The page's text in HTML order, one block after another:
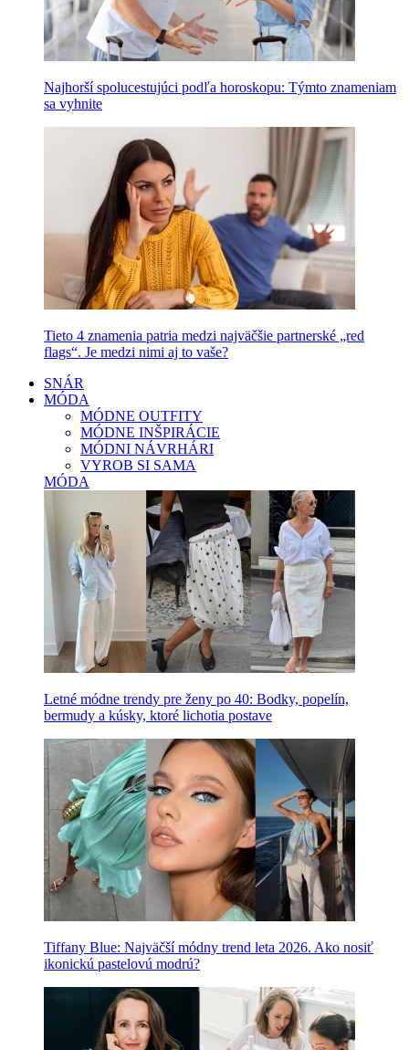
Najhorší spolucestujúci podľa horoskopu: Týmto znameniam
sa vyhnite
Tieto 4 znamenia patria medzi najväčšie partnerské „red
flags“. Je medzi nimi aj to vaše?
SNÁR
MÓDA
MÓDNE OUTFITY
MÓDNE INŠPIRÁCIE
MÓDNI NÁVRHÁRI
VYROB SI SAMA
MÓDA
Letné módne trendy pre ženy po 40: Bodky, popelín,
bermudy a kúsky, ktoré lichotia postave
Tiffany Blue: Najväčší módny trend leta 2026. Ako nosiť
ikonickú pastelovú modrú?